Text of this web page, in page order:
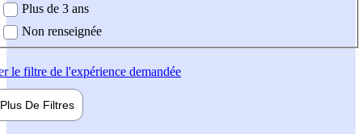
Plus de 3 ans
Non renseignée
le filtre de l'expérience demandée
Plus De Filtres